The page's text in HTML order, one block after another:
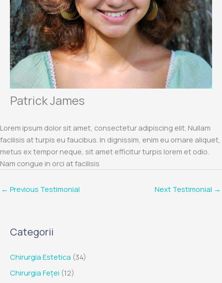
Patrick James
Lorem ipsum dolor sit amet, consectetur adipiscing elit. Nullam
facilisis at turpis eu faucibus. In dignissim, enim eu ornare aliquet,
metus ex tempor neque, sit amet efficitur turpis lorem et odio.
Nam congue in orci at facilisis
← Previous Testimonial Next Testimonial →
Categorii
Chirurgia Estetica (34)
Chirurgia Feței (12)